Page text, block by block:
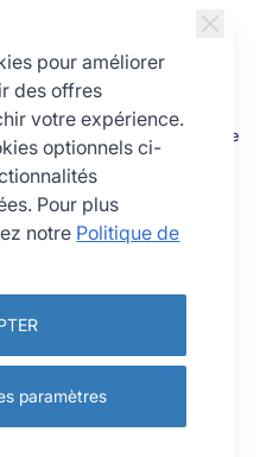
Inox - Manche réglable
pour améliorer
des offres
votre expérience.
optionnels ci-
Pour plus
notre Politique de
paramètres